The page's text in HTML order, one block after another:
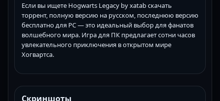
Если вы ищете Hogwarts Legacy by xatab скачать
торрент, полную версию на русском, последнюю версию
бесплатно для PC — это идеальный выбор для фанатов
волшебного мира. Игра для ПК предлагает сотни часов
увлекательного приключения в открытом мире
Хогвартса.
Скриншоты